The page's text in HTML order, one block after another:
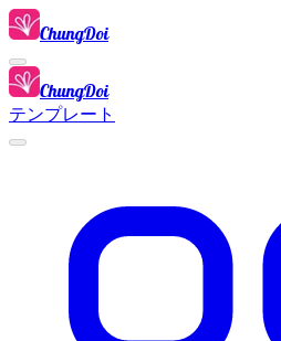
ChungDoi
ChungDoi
テンプレート